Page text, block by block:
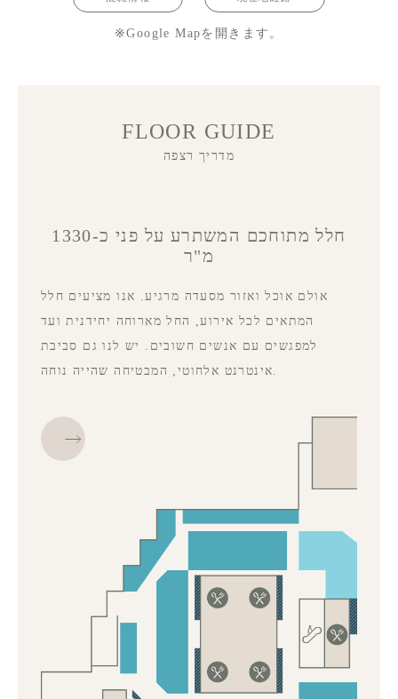
※Google Mapを開きます。
FLOOR GUIDE
מדריך רצפה
חלל מתוחכם המשתרע על פני כ-1330
מ"ר
אולם אוכל ואזור מסעדה מרגיע. אנו מציעים חלל
המתאים לכל אירוע, החל מארוחה יחידנית ועד
למפגשים עם אנשים חשובים. יש לנו גם סביבת